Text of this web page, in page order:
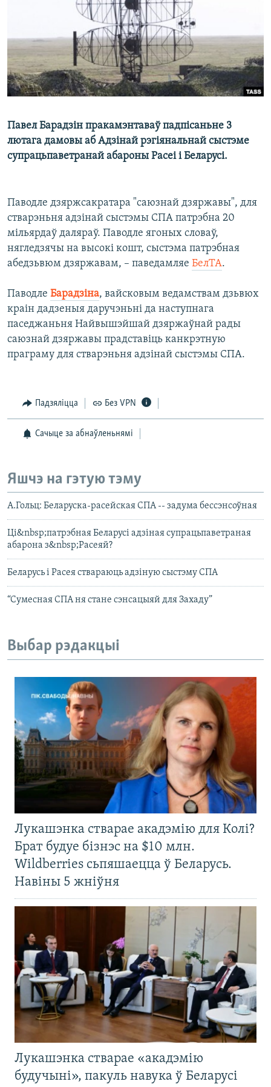
НА ХВАЛЯХ СВАБОДЫ
Павел Барадзін пракамэнтаваў падпісаньне 3
лютага дамовы аб Адзінай рэгіянальнай сыстэме
cупрацьпаветранай абароны Расеі і Беларусі.
Паводле дзяржсакратара "саюзнай дзяржавы", для
стварэньня адзінай сыстэмы СПА патрэбна 20
мільярдаў даляраў. Паводле ягоных словаў,
нягледзячы на высокі кошт, сыстэма патрэбная
абедзьвюм дзяржавам, – паведамляе БелТА.
Паводле Барадзіна, вайсковым ведамствам дзьвюх
краін дадзеныя даручэньні да наступнага
паседжаньня Найвышэйшай дзяржаўнай рады
саюзнай дзяржавы прадставіць канкрэтную
праграму для стварэньня адзінай сыстэмы СПА.
Падзяліцца Без VPN
Сачыце за абнаўленьнямі
Яшчэ на гэтую тэму
А.Гольц: Беларуска-расейская СПА -- задума бессэнсоўная
Ці&nbsp;патрэбная Беларусі адзіная супрацьпаветраная
абарона з&nbsp;Расеяй?
Беларусь і Расея ствараюць адзіную сыстэму СПА
“Сумесная СПА ня стане сэнсацыяй для Захаду”
Выбар рэдакцыі
Лукашэнка стварае акадэмію для Колі?
Брат будуе бізнэс на $10 млн.
Wildberries сьпяшаецца ў Беларусь.
Навіны 5 жніўня
Лукашэнка стварае «акадэмію
будучыні», пакуль навука ў Беларусі